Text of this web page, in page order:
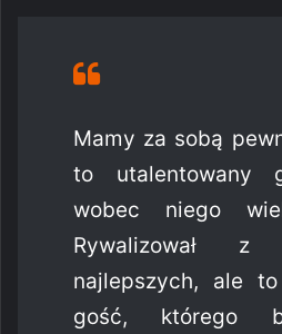
Mamy za sobą
to utalentowany
wobec niego
Rywalizował
najlepszych, ale
gość, którego